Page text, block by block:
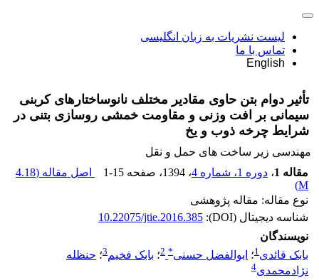
لیست نشریات به زبان انگلیسی
تماس با ما
English
تأثیر دوام بتن حاوی مقادیر مختلف نانوساختارهای کربنی
سیمانی بر افت وزنی و مقاومت خمشی روسازی بتنی در
شرایط چرخه ذوب و یخ
مهندسی زیر ساخت های حمل و نقل
مقاله 1
، دوره 1، شماره 4 ، 1394 ، صفحه 1-15 اصل مقاله (4.18
M
)
نوع مقاله: مقاله پژوهشی
شناسه دیجیتال (DOI):
10.22075/jtie.2016.385
نویسندگان
بابک قائدی1؛ ابوالفضل حسنی*
2؛ بابک فخیم 3؛ حنظله
نژادمحمدی4